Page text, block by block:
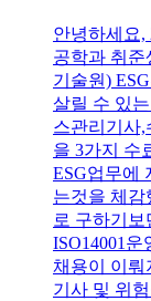
안녕하세요,
공학과 취준
기술원)
살릴 수 있
스관리기사
을 3가지 수
ESG업무에
는것을 체감
로 구하기보
ISO14001
채용이 이뤄
기사 및 위